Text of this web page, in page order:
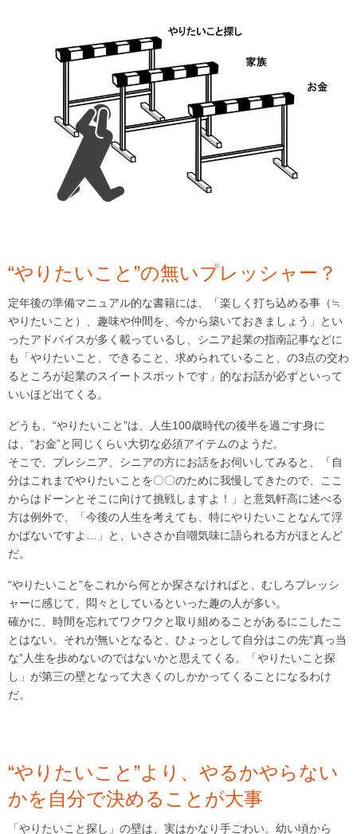
“やりたいこと”の無いプレッシャー？
定年後の準備マニュアル的な書籍には、「楽しく打ち込める事（≒
やりたいこと）、趣味や仲間を、今から築いておきましょう」とい
ったアドバイスが多く載っているし、シニア起業の指南記事などに
も「やりたいこと、できること、求められていること、の3点の交わ
るところが起業のスイートスポットです」的なお話が必ずといって
いいほど出てくる。
どうも、“やりたいこと”は、人生100歳時代の後半を過ごす身に
は、“お金”と同じくらい大切な必須アイテムのようだ。
そこで、プレシニア、シニアの方にお話をお伺いしてみると、「自
分はこれまでやりたいことを〇〇のために我慢してきたので、ここ
からはドーンとそこに向けて挑戦しますよ！」と意気軒高に述べる
方は例外で、「今後の人生を考えても、特にやりたいことなんて浮
かばないですよ…」と、いささか自嘲気味に語られる方がほとんど
だ。
“やりたいこと”をこれから何とか探さなければと、むしろプレッシ
ャーに感じて、悶々としているといった趣の人が多い。
確かに、時間を忘れてワクワクと取り組めることがあるにこしたこ
とはない。それが無いとなると、ひょっとして自分はこの先“真っ当
な”人生を歩めないのではないかと思えてくる。「やりたいこと探
し」が第三の壁となって大きくのしかかってくることになるわけ
だ。
“やりたいこと”より、やるかやらない
かを自分で決めることが大事
「やりたいこと探し」の壁は、実はかなり手ごわい。幼い頃から